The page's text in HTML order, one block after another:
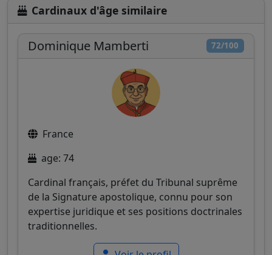
Cardinaux d'âge similaire
72/100
Dominique Mamberti
France
age: 74
Cardinal français, préfet du Tribunal suprême
de la Signature apostolique, connu pour son
expertise juridique et ses positions doctrinales
traditionnelles.